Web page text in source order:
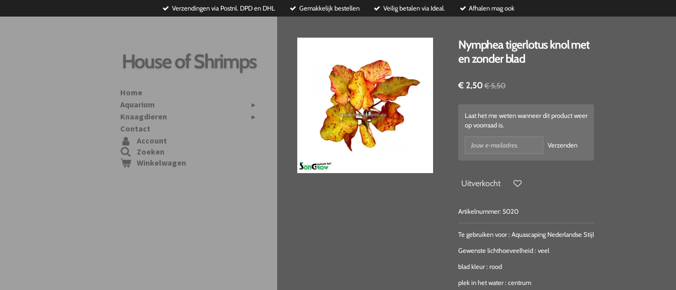
direct
Verzendingen via Postnl. DPD en DHL Gemakkelijk bestellen Veilig betalen via Ideal. Afhalen mag ook
Nymphea tigerlotus knol met
en zonder blad
€ 2,50€ 5,50
Laat het me weten wanneer dit product weer
op voorraad is.
Verzenden
Uitverkocht
Artikelnummer: 5020
Te gebruiken voor:Aquascaping Nederlandse Stijl
Gewenste lichthoeveelheid:veel
blad kleur:rood
plek in het water:centrum
House of Shrimps
Home
Aquarium
Knaagdieren
Contact
Account
Zoeken
Winkelwagen